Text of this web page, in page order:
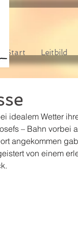
Start Leitbild
idealem Wetter
– Bahn vorbei
angekommen
von einem